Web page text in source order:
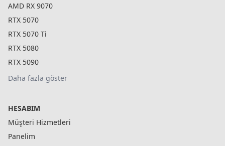
AMD RX 9070
RTX 5070
RTX 5070 Ti
RTX 5080
RTX 5090
Daha fazla göster
HESABIM
Müşteri Hizmetleri
Panelim